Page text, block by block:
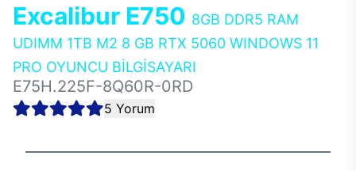
Excalibur E750 8GB DDR5 RAM
UDIMM 1TB M2 8 GB RTX 5060 WINDOWS 11
PRO OYUNCU BİLGİSAYARI
E75H.225F-8Q60R-0RD
5 Yorum